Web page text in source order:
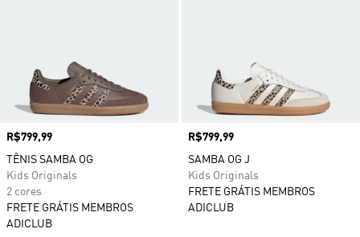
Preço
R$799,99
TÊNIS SAMBA OG
Kids Originals
2 cores
FRETE GRÁTIS MEMBROS
ADICLUB
Preço
R$799,99
SAMBA OG J
Kids Originals
FRETE GRÁTIS MEMBROS
ADICLUB